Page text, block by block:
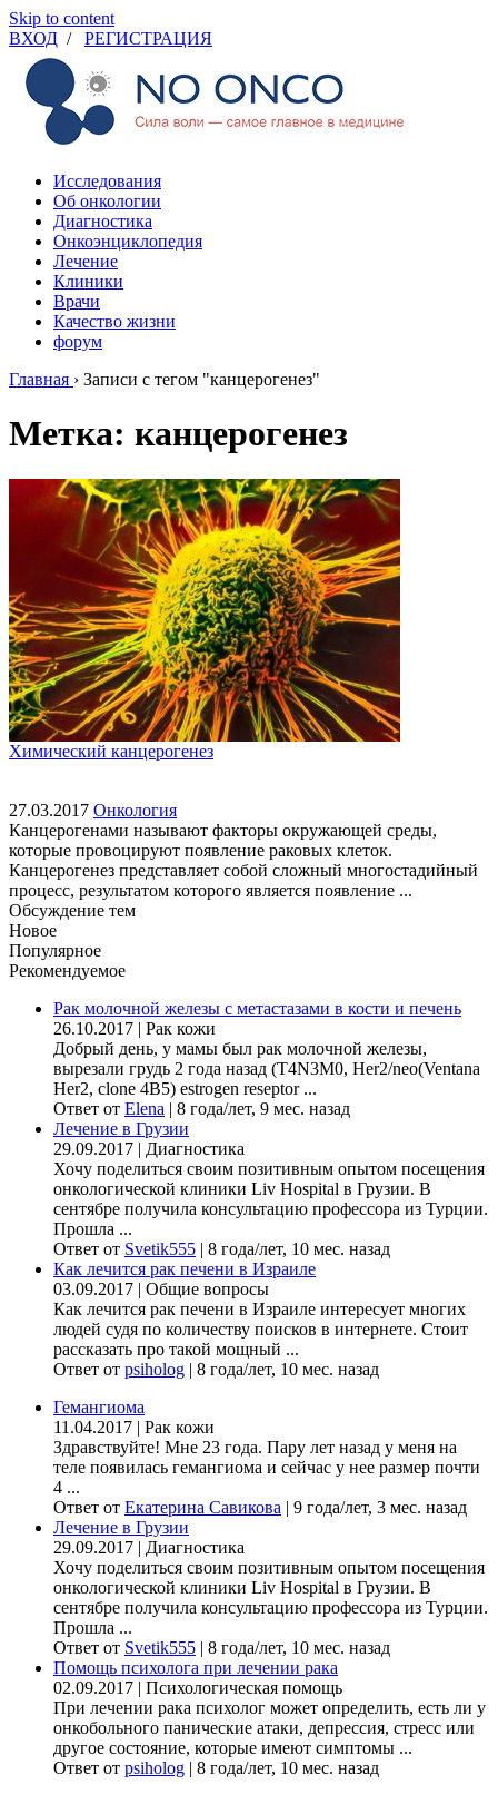
Skip to content
ВХОД / РЕГИСТРАЦИЯ
Исследования
Об онкологии
Диагностика
Онкоэнциклопедия
Лечение
Клиники
Врачи
Качество жизни
форум
Главная › Записи с тегом "канцерогенез"
Метка: канцерогенез
Химический канцерогенез
27.03.2017 Онкология
Канцерогенами называют факторы окружающей среды,
которые провоцируют появление раковых клеток.
Канцерогенез представляет собой сложный многостадийный
процесс, результатом которого является появление ...
Обсуждение тем
Новое
Популярное
Рекомендуемое
Рак молочной железы с метастазами в кости и печень
26.10.2017 | Рак кожи
Добрый день, у мамы был рак молочной железы,
вырезали грудь 2 года назад (Т4N3M0, Her2/neo(Ventana
Her2, clone 4B5) estrogen reseptor ...
Ответ от Elena | 8 года/лет, 9 мес. назад
Лечение в Грузии
29.09.2017 | Диагностика
Хочу поделиться своим позитивным опытом посещения
онкологической клиники Liv Hospital в Грузии. В
сентябре получила консультацию профессора из Турции.
Прошла ...
Ответ от Svetik555 | 8 года/лет, 10 мес. назад
Как лечится рак печени в Израиле
03.09.2017 | Общие вопросы
Как лечится рак печени в Израиле интересует многих
людей судя по количеству поисков в интернете. Стоит
рассказать про такой мощный ...
Ответ от psiholog | 8 года/лет, 10 мес. назад
Гемангиома
11.04.2017 | Рак кожи
Здравствуйте! Мне 23 года. Пару лет назад у меня на
теле появилась гемангиома и сейчас у нее размер почти
4 ...
Ответ от Екатерина Савикова | 9 года/лет, 3 мес. назад
Лечение в Грузии
29.09.2017 | Диагностика
Хочу поделиться своим позитивным опытом посещения
онкологической клиники Liv Hospital в Грузии. В
сентябре получила консультацию профессора из Турции.
Прошла ...
Ответ от Svetik555 | 8 года/лет, 10 мес. назад
Помощь психолога при лечении рака
02.09.2017 | Психологическая помощь
При лечении рака психолог может определить, есть ли у
онкобольного панические атаки, депрессия, стресс или
другое состояние, которые имеют симптомы ...
Ответ от psiholog | 8 года/лет, 10 мес. назад